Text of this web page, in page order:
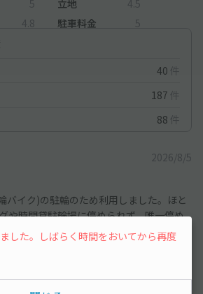
5 立地
4.5
4.8 駐車料金
5
40 件
187 件
88 件
2026/8/5
バイク)の駐輪のため利用しました。ほと
や時間貸駐輪場に停められず、唯一停め
っていたため助かりました。
2026/3/21
した。しばらく時間をおいてから再度